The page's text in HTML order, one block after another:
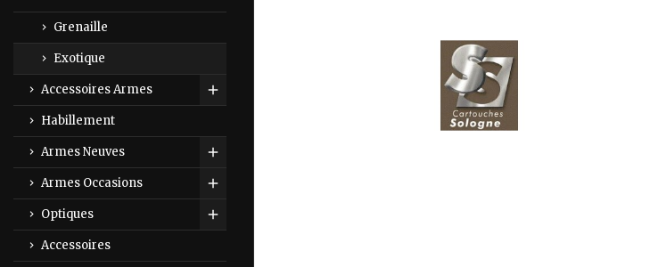
Grenaille
Exotique
Accessoires Armes
Habillement
Armes Neuves
Toggle
Armes Occasions
Toggle
Optiques
Accessoires